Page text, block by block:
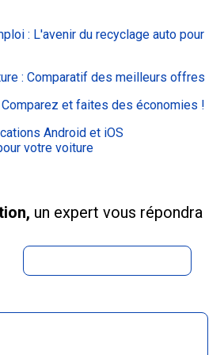
: L'avenir du recyclage auto pour
: Comparatif des meilleurs offres
Comparez et faites des économies !
Android et iOS
votre voiture
un expert vous répondra